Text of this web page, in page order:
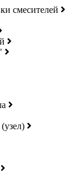
смесителей